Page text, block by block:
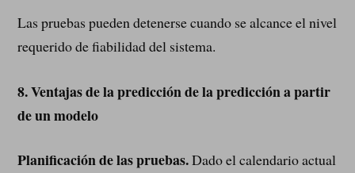
Las pruebas pueden detenerse cuando se alcance el nivel
requerido de fiabilidad del sistema.
8.Ventajas de la predicción de la predicción a partir
de un modelo
Planificación de las pruebas.Dado el calendario actual